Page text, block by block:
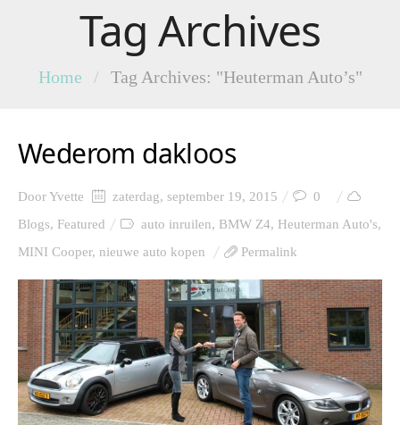
Tag Archives
Home / Tag Archives: "Heuterman Auto’s"
Wederom dakloos
DoorYvette zaterdag, september 19, 2015
0
Blogs, Featured auto inruilen, BMW Z4, Heuterman Auto's,
MINI Cooper, nieuwe auto kopen Permalink